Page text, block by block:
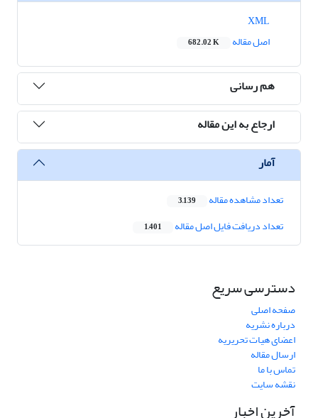
اصل مقاله
682.02 K
هم رسانی
ارجاع به این مقاله
آمار
تعداد مشاهده مقاله 3,139
تعداد دریافت فایل اصل مقاله 1,401
دسترسی سریع
صفحه اصلی
درباره نشریه
اعضای هیات تحریریه
ارسال مقاله
تماس با ما
نقشه سایت
آخرین اخبار